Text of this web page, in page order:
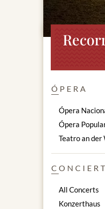
ÓPERA
Ópera
Ópera
Teatro an der
All Concerts
Konzerthaus